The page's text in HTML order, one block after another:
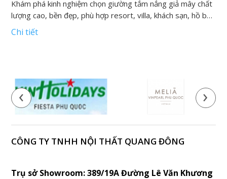
Khám phá kinh nghiệm chọn giường tắm nắng giả mây chất
lượng cao, bền đẹp, phù hợp resort, villa, khách sạn, hồ bơi
và khu nghỉ dưỡng
Chi tiết
‹ ›
CÔNG TY TNHH NỘI THẤT QUANG ĐÔNG
Trụ sở Showroom: 389/19A Đường Lê Văn Khương